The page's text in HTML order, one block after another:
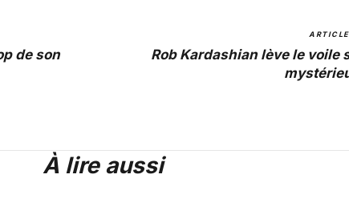
de son
Rob Kardashian lève le voile
À lire aussi